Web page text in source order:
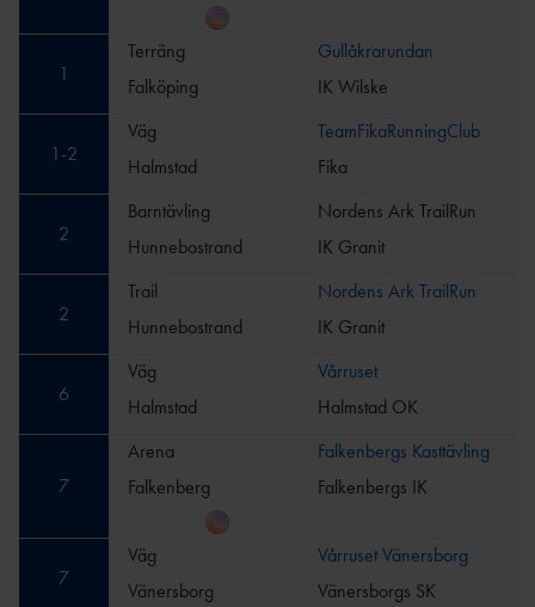
1
Terräng
Gullåkrarundan
Falköping
IK Wilske
1-2
Väg
TeamFikaRunningClub
Halmstad
Fika
2
Barntävling
Nordens Ark TrailRun
Hunnebostrand
IK Granit
2
Trail
Nordens Ark TrailRun
Hunnebostrand
IK Granit
6
Väg
Vårruset
Halmstad
Halmstad OK
7
Arena
Falkenbergs Kasttävling
Falkenberg
Falkenbergs IK
7
Väg
Vårruset Vänersborg
Vänersborg
Vänersborgs SK